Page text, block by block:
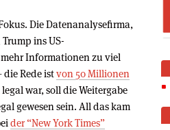
Die Datenanalysefirma,
ins US-
Informationen zu viel
Rede istvon 50 Millionen
war, soll die Weitergabe
gewesen sein. All das kam
der “New York Times”